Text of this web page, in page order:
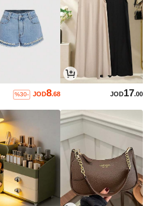
JOD17.00
JOD8.68
%30-